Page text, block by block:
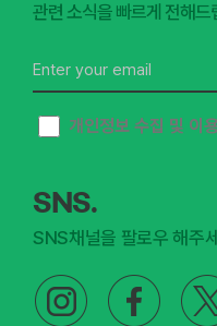
관련 소식을 빠르게 전해드
개인정보 수집 및 이
SNS.
SNS채널을 팔로우 해주